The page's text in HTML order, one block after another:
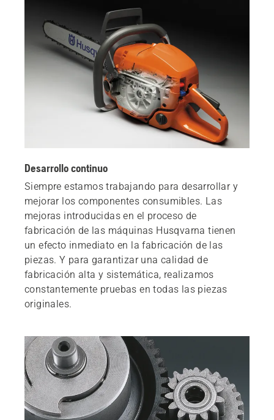
Desarrollo continuo
Siempre estamos trabajando para desarrollar y
mejorar los componentes consumibles. Las
mejoras introducidas en el proceso de
fabricación de las máquinas Husqvarna tienen
un efecto inmediato en la fabricación de las
piezas. Y para garantizar una calidad de
fabricación alta y sistemática, realizamos
constantemente pruebas en todas las piezas
originales.